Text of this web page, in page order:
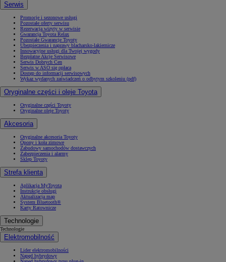
Serwis
Promocje i sezonowe usługi
Pozostałe oferty serwisu
Rezerwacja wizyty w serwisie
Gwarancja Toyota Relax
Pozostałe Gwarancje Toyoty
Ubezpieczenia i naprawy blacharsko-lakiernicze
Innowacyjne usługi dla Twojej wygody
Bezpłatne Akcje Serwisowe
Serwis Dobrych Cen
Serwis w ASO się opłaca
Dostęp do informacji serwisowych
Wykaz wydanych zaświadczeń o odbytym szkoleniu (pdf)
Oryginalne części i oleje Toyota
Oryginalne części Toyoty
Oryginalne oleje Toyoty
Akcesoria
Oryginalne akcesoria Toyoty
Opony i koła zimowe
Zabudowy samochodów dostawczych
Zabezpieczenia i alarmy
Sklep Toyoty
Strefa klienta
Aplikacja MyToyota
Instrukcje obsługi
Aktualizacja map
System Bluetooth®
Karty Ratownicze
Technologie
Technologie
Elektromobilność
Lider elektromobilności
Napęd hybrydowy